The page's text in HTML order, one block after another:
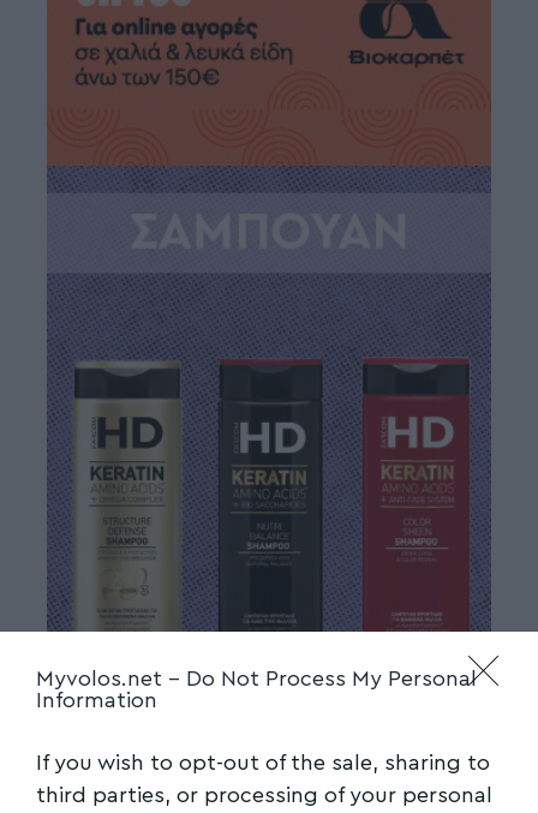
Myvolos.net - Do Not Process My Personal
Information
If you wish to opt-out of the sale, sharing to
third parties, or processing of your personal